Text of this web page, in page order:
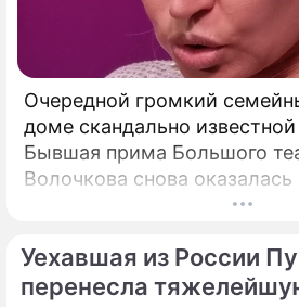
Очередной громкий
доме скандально
Бывшая прима Большого
Волочкова снова оказалась
громкого разбора полетов,
Уехавшая из России
перенесла